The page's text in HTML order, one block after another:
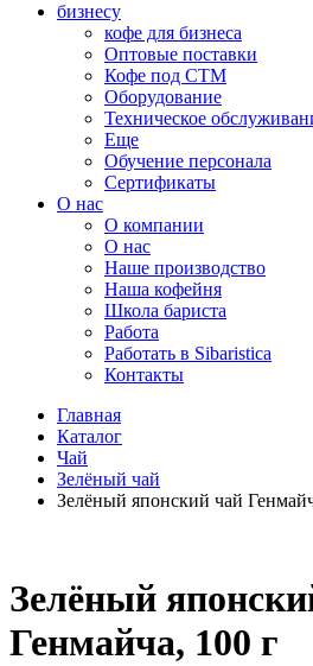
бизнесу
кофе для бизнеса
Оптовые поставки
Кофе под СТМ
Оборудование
Техническое
Еще
Обучение персонала
Сертификаты
О нас
O компании
О нас
Наше производство
Наша кофейня
Школа бариста
Работа
Работать в Sibaristica
Контакты
Главная
Каталог
Чай
Зелёный чай
Зелёный японский чай
Зелёный
Генмайча, 100 г